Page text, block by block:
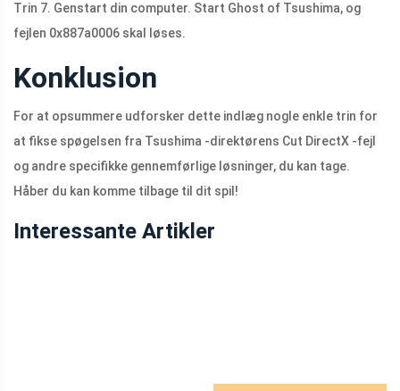
Trin 7. Genstart din computer. Start Ghost of Tsushima, og
fejlen 0x887a0006 skal løses.
Konklusion
For at opsummere udforsker dette indlæg nogle enkle trin for
at fikse spøgelsen fra Tsushima -direktørens Cut DirectX -fejl
og andre specifikke gennemførlige løsninger, du kan tage.
Håber du kan komme tilbage til dit spil!
Interessante Artikler